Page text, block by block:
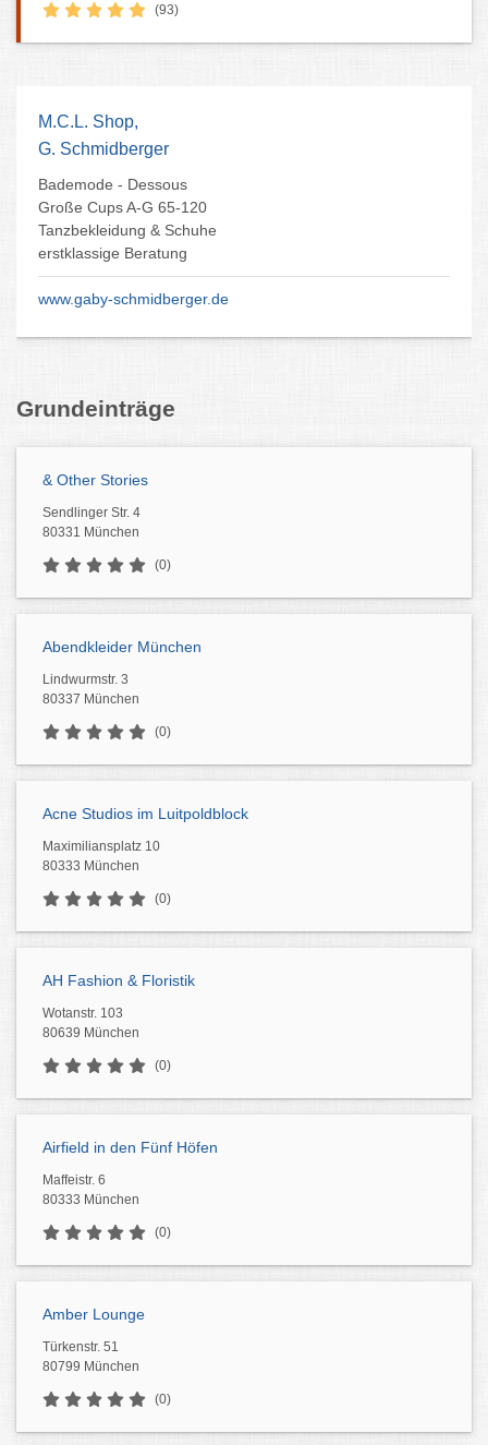
(93)
M.C.L. Shop,
G. Schmidberger
Bademode - Dessous
Große Cups A-G 65-120
Tanzbekleidung & Schuhe
erstklassige Beratung
www.gaby-schmidberger.de
Grundeinträge
& Other Stories
Sendlinger Str. 4
80331 München
(0)
Abendkleider München
Lindwurmstr. 3
80337 München
(0)
Acne Studios im Luitpoldblock
Maximiliansplatz 10
80333 München
(0)
AH Fashion & Floristik
Wotanstr. 103
80639 München
(0)
Airfield in den Fünf Höfen
Maffeistr. 6
80333 München
(0)
Amber Lounge
Türkenstr. 51
80799 München
(0)